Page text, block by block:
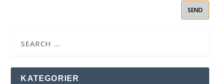
KATEGORIER